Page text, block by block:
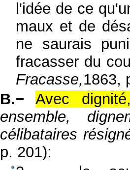
l'idée de ce
maux et de
ne saurais
fracasser du
Fracasse,1863,
B.−
Avec
ensemble,
célibataires
p. 201):